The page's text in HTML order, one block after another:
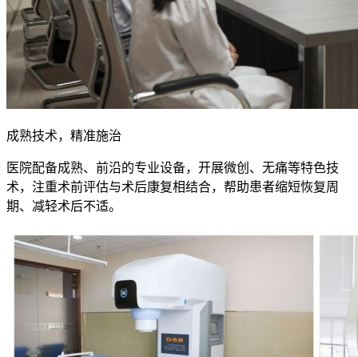
成熟技术，精准施治
医院配备成熟、前沿的专业设备，开展微创、无痛等特色技
术，注重术前评估与术后康复相结合，帮助患者缩短恢复周
期、减轻术后不适。